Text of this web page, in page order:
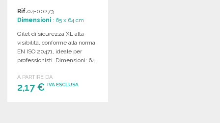
Rif.04-00273
Dimensioni : 65 x 64 cm
Gilet di sicurezza XL alta
visibilità, conforme alla norma
EN ISO 20471, ideale per
professionisti. Dimensioni: 64
A PARTIRE DA
2,17 € IVA ESCLUSA